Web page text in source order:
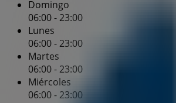
Domingo
06:00 - 23:00
Lunes
06:00 - 23:00
Martes
06:00 - 23:00
Miércoles
06:00 - 23:00